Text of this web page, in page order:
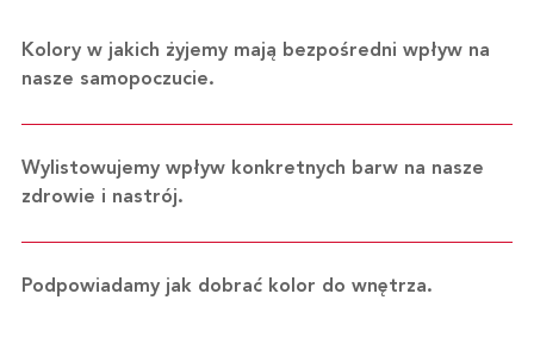
Kolory w jakich żyjemy mają bezpośredni wpływ na
nasze samopoczucie.
Wylistowujemy wpływ konkretnych barw na nasze
zdrowie i nastrój.
Podpowiadamy jak dobrać kolor do wnętrza.